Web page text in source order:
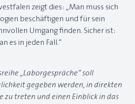
zeigt dies: „Man muss sich
beschäftigen und für sein
Umgang finden. Sicher ist:
es in jeden Fall.“
„Laborgespräche“ soll
gegeben werden, in direkten
zu treten und einen Einblick in das